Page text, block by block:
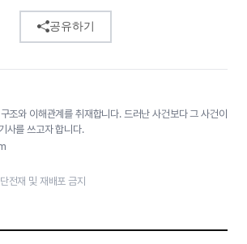
공유하기
조와 이해관계를 취재합니다. 드러난 사건보다 그 사건이
사를 쓰고자 합니다.
전재 및 재배포 금지